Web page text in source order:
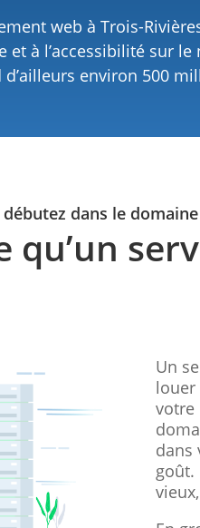
web à Trois-
et à l’accessibilité sur
d’ailleurs environ 500
débutez dans le
qu’un
Un
louer
votre
dans
goût.